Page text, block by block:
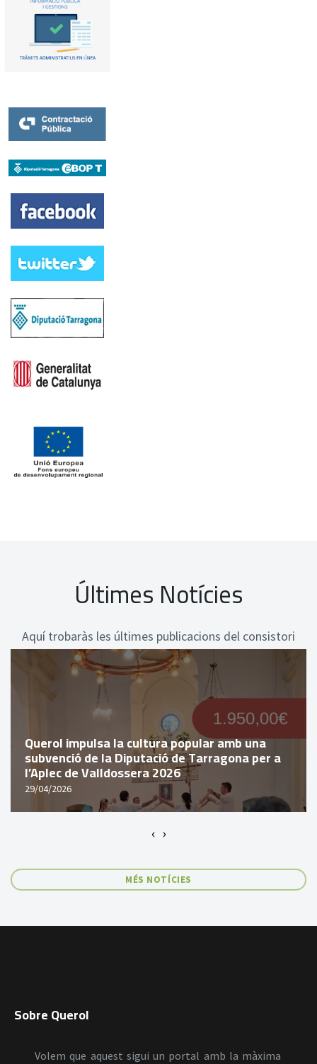
Últimes Notícies
Aquí trobaràs les últimes publicacions del consistori
Querol impulsa la cultura popular amb una
subvenció de la Diputació de Tarragona per a
l’Aplec de Valldossera 2026
29/04/2026
‹ ›
MÉS NOTÍCIES
Sobre Querol
Volem que aquest sigui un portal amb la màxima